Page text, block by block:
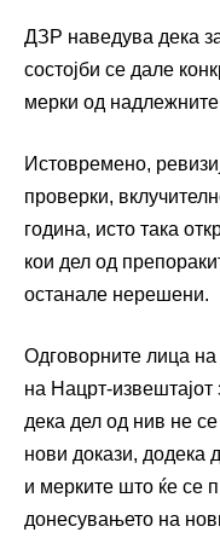
ДЗР наведува дека
состојби се дале
мерки од
Истовремено,
проверки,
година, исто така
кои дел од
останале нерешени.
Одговорните лица
на Нацрт-извештајот
дека дел од нив не
нови докази, додека
и мерките што ќе се
донесувањето на